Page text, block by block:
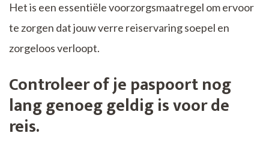
Het is een essentiële voorzorgsmaatregel om ervoor
te zorgen dat jouw verre reiservaring soepel en
zorgeloos verloopt.
Controleer of je paspoort nog
lang genoeg geldig is voor de
reis.